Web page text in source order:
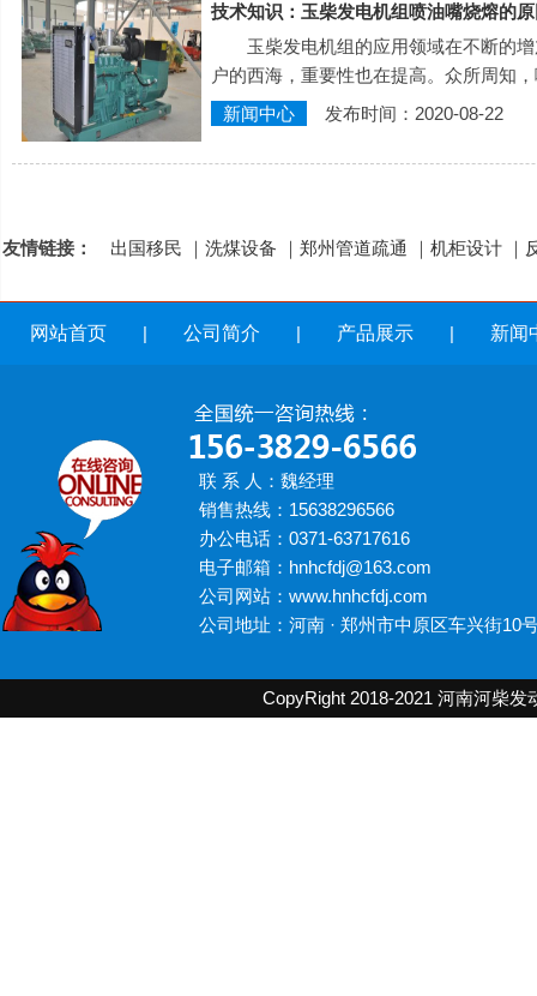
技术知识：玉柴发电机组喷油嘴烧熔的
玉柴发电机组的应用领域在不断的增
户的西海，重要性也在提高。众所周知
新闻中心
发布时间：2020-08-22
友情链接： 出国移民 ｜ 洗煤设备 ｜ 郑州管道疏通 ｜ 机柜设计 ｜
网站首页 | 公司简介 | 产品展示 | 新闻
联 系 人：魏经理
销售热线：15638296566
办公电话：0371-63717616
电子邮箱：hnhcfdj@163.com
公司网站：www.hnhcfdj.com
公司地址：河南 · 郑州市中原区车兴街10
CopyRight 2018-2021 河南河柴发